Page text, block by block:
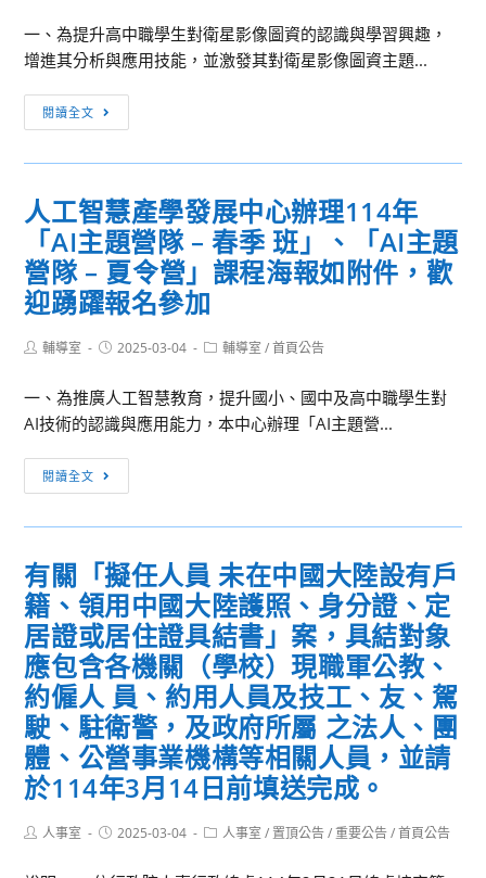
學
系
理
之
機
械
探
索
日」
￼
￼
民
國
適
體
育
休
閒
促
進
114
年
多
增
能
教
學
課
程
服
務
內
一、為提升高中職學生對衛星影像圖資的認識與學習興趣，
增進其分析與應用技能，並激發其對衛星影像圖資主題...
閱讀全文
息
轉
檢
送
「2025
衛
星
影
圖
資
小
論
競
賽
辦
法」
乙
份，
敬
請
公
並
人工智慧產學發展中心辦理114年
「AI主題營隊 – 春季 班」、「AI主題
營隊 – 夏令營」課程海報如附件，歡
迎踴躍報名參加
Post輔導室
Post2025-03-04
Post輔導室 / 首頁公告
一、為推廣人工智慧教育，提升國小、國中及高中職學生對
AI技術的認識與應用能力，本中心辦理「AI主題營...
閱讀全文
工
智
產
學
發
展
中
心
辦
理
114
「AI
有關「擬任人員 未在中國大陸設有戶
籍、領用中國大陸護照、身分證、定
居證或居住證具結書」案，具結對象
應包含各機關（學校）現職軍公教、
約僱人 員、約用人員及技工、友、駕
駛、駐衛警，及政府所屬 之法人、團
體、公營事業機構等相關人員，並請
於114年3月14日前填送完成。
Post人事室
Post2025-03-04
Post人事室 / 置頂公告 / 重要公告 / 首頁公告